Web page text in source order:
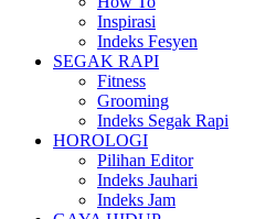
Inspirasi
Indeks Fesyen
SEGAK RAPI
Fitness
Grooming
Indeks Segak Rapi
HOROLOGI
Pilihan Editor
Indeks Jauhari
Indeks Jam